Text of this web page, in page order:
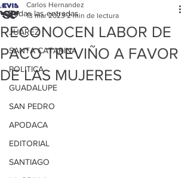
Todas las entradas
JUAREZ
SANTA CATARINA
POLITICA
GUADALUPE
SAN PEDRO
APODACA
EDITORIAL
SANTIAGO
RECONOCEN LABOR DE
PACO TREVIÑO A FAVOR
DE LAS MUJERES
Carlos Hernandez
13 mar 2023 2 min de lectura